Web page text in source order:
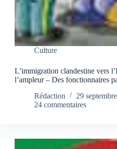
Culture
L’immigration clandestine vers
l’ampleur – Des fonctionnaires
Rédaction
29
24 commentaires